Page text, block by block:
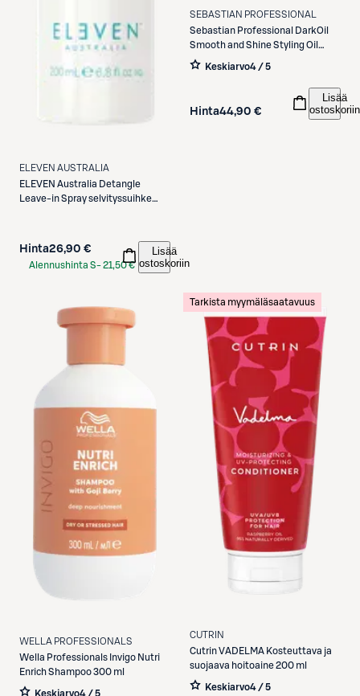
ELEVEN AUSTRALIA
ELEVEN Australia Detangle
Leave-in Spray selvityssuihke
Hinta26,90 €
Alennushinta S-21,50 €
Lisää
ostoskoriin
SEBASTIAN PROFESSIONAL
Sebastian Professional
DarkOil
Smooth and Shine Styling Oil
100ml
Keskiarvo4 / 5
Hinta44,90 €
Lisää
ostoskoriin
WELLA PROFESSIONALS
Wella Professionals Invigo Nutri
Enrich Shampoo 300 ml
Keskiarvo4 / 5
Tarkista myymäläsaatavuus
CUTRIN
CutrinVADELMA Kosteuttava ja
suojaava hoitoaine 200 ml
Keskiarvo4 / 5